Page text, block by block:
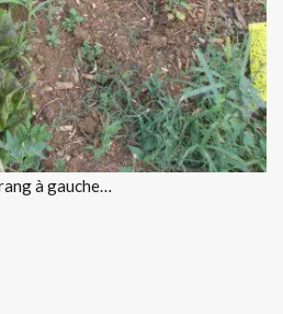
à gauche…